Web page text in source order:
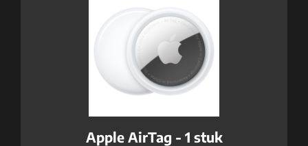
Apple AirTag - 1 stuk